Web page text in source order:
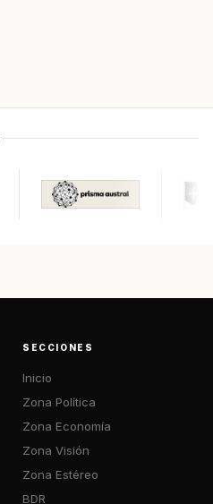
SECCIONES
Inicio
Zona Política
Zona Economía
Zona Visión
Zona Estéreo
BDR